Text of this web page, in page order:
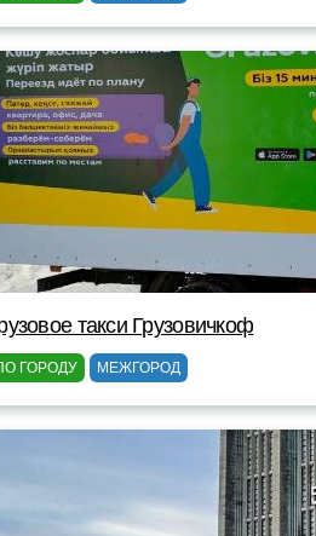
такси Грузовичкоф
ГОРОДУ МЕЖГОРОД